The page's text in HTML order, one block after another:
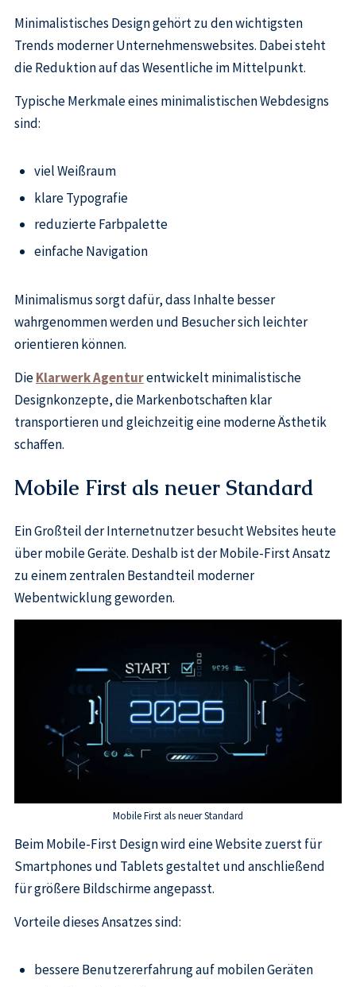
Minimalistisches Design gehört zu den wichtigsten
Trends moderner Unternehmenswebsites. Dabei steht
die Reduktion auf das Wesentliche im Mittelpunkt.
Typische Merkmale eines minimalistischen Webdesigns
sind:
viel Weißraum
klare Typografie
reduzierte Farbpalette
einfache Navigation
Minimalismus sorgt dafür, dass Inhalte besser
wahrgenommen werden und Besucher sich leichter
orientieren können.
DieKlarwerk Agenturentwickelt minimalistische
Designkonzepte, die Markenbotschaften klar
transportieren und gleichzeitig eine moderne Ästhetik
schaffen.
Mobile First als neuer Standard
Ein Großteil der Internetnutzer besucht Websites heute
über mobile Geräte. Deshalb ist der Mobile-First Ansatz
zu einem zentralen Bestandteil moderner
Webentwicklung geworden.
Mobile First als neuer Standard
Beim Mobile-First Design wird eine Website zuerst für
Smartphones und Tablets gestaltet und anschließend
für größere Bildschirme angepasst.
Vorteile dieses Ansatzes sind:
bessere Benutzererfahrung auf mobilen Geräten